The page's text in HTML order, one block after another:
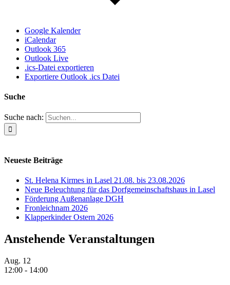
Google Kalender
iCalendar
Outlook 365
Outlook Live
.ics-Datei exportieren
Exportiere Outlook .ics Datei
Suche
Suche nach:
Neueste Beiträge
St. Helena Kirmes in Lasel 21.08. bis 23.08.2026
Neue Beleuchtung für das Dorfgemeinschaftshaus in Lasel
Förderung Außenanlage DGH
Fronleichnam 2026
Klapperkinder Ostern 2026
Anstehende Veranstaltungen
Aug. 12
12:00 - 14:00